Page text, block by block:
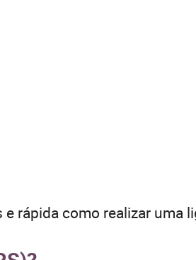
rápida como realizar uma